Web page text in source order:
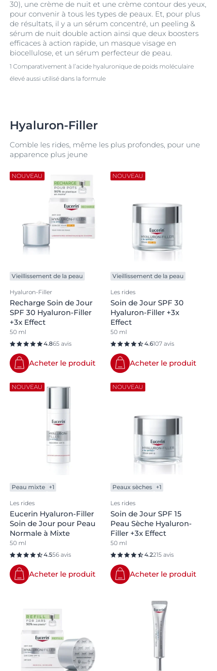
30), une crème de nuit et une crème contour des yeux,
pour convenir à tous les types de peaux. Et, pour plus
de résultats, il y a un sérum concentré, un peeling &
sérum de nuit double action ainsi que deux boosters
efficaces à action rapide, un masque visage en
biocellulose, et un sérum perfecteur de peau.
1 Comparativement à l’acide hyaluronique de poids moléculaire
élevé aussi utilisé dans la formule
Hyaluron-Filler
Comble les rides, même les plus profondes, pour une
apparence plus jeune
NOUVEAU
Vieillissement de la peau
Hyaluron-Filler
Recharge Soin de Jour
SPF 30 Hyaluron-Filler
+3x Effect
50 ml
4.865 avis
Acheter le produit
NOUVEAU
Vieillissement de la peau
Les rides
Soin de Jour SPF 30
Hyaluron-Filler +3x
Effect
50 ml
4.6107 avis
Acheter le produit
NOUVEAU
Peau mixte +1
Les rides
Eucerin Hyaluron-Filler
Soin de Jour pour Peau
Normale à Mixte
50 ml
4.556 avis
Acheter le produit
NOUVEAU
Peaux sèches +1
Les rides
Soin de Jour SPF 15
Peau Sèche Hyaluron-
Filler +3x Effect
50 ml
4.2215 avis
Acheter le produit